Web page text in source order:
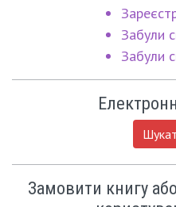
Забули
Забули
Замовити книгу